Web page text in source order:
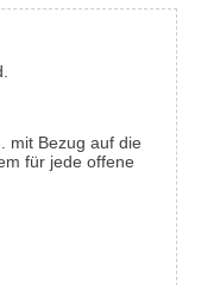
mit Bezug auf die
für jede offene